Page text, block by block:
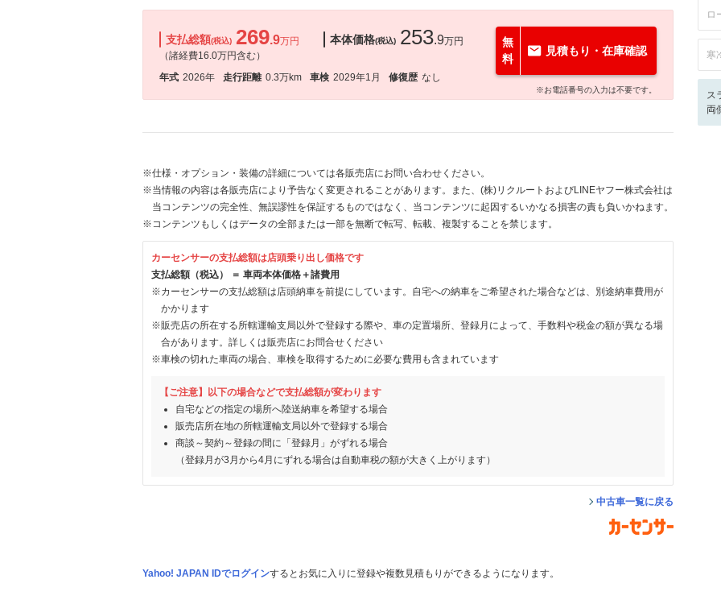
支払総額(税込) 269.9万円
（諸経費16.0万円含む）
本体価格(税込) 253.9万円
年式 2026年 走行距離 0.3万km 車検 2029年1月 修復歴 なし
無
料
見積もり・在庫確認
※お電話番号の入力は不要です。
※仕様・オプション・装備の詳細については各販売店にお問い合わせください。
※当情報の内容は各販売店により予告なく変更されることがあります。また、(株)リクルートおよびLINEヤフー株式会社は
当コンテンツの完全性、無誤謬性を保証するものではなく、当コンテンツに起因するいかなる損害の責も負いかねます。
※コンテンツもしくはデータの全部または一部を無断で転写、転載、複製することを禁じます。
カーセンサーの支払総額は店頭乗り出し価格です
支払総額（税込） ＝ 車両本体価格＋諸費用
※カーセンサーの支払総額は店頭納車を前提にしています。自宅への納車をご希望された場合などは、別途納車費用が
かかります
※販売店の所在する所轄運輸支局以外で登録する際や、車の定置場所、登録月によって、手数料や税金の額が異なる場
合があります。詳しくは販売店にお問合せください
※車検の切れた車両の場合、車検を取得するために必要な費用も含まれています
【ご注意】以下の場合などで支払総額が変わります
自宅などの指定の場所へ陸送納車を希望する場合
販売店所在地の所轄運輸支局以外で登録する場合
商談～契約～登録の間に「登録月」がずれる場合
（登録月が3月から4月にずれる場合は自動車税の額が大きく上がります）
中古車一覧に戻る
Yahoo! JAPAN IDでログインするとお気に入りに登録や複数見積もりができるようになります。
ロ
寒
ス
両